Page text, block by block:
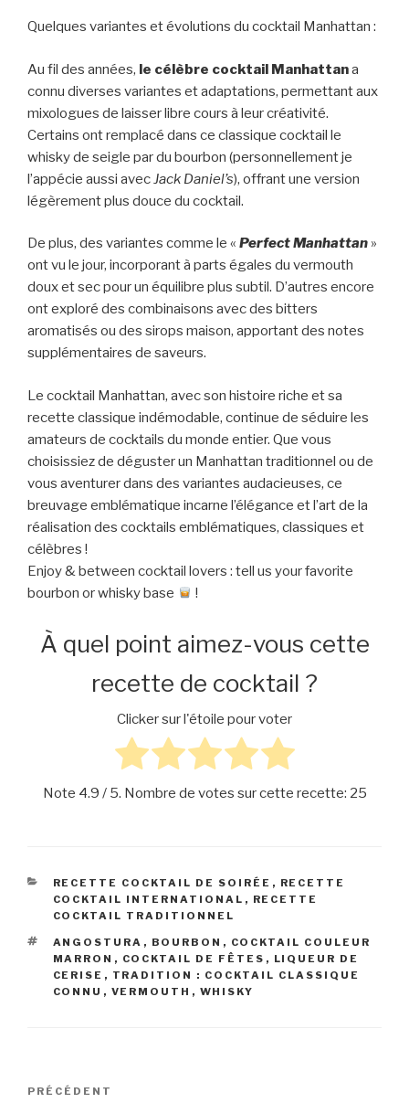
Quelques variantes et évolutions du cocktail Manhattan :
Au fil des années, le célèbre cocktail Manhattana
connu diverses variantes et adaptations, permettant aux
mixologues de laisser libre cours à leur créativité.
Certains ont remplacé dans ce classique cocktail le
whisky de seigle par du bourbon (personnellement je
l’appécie aussi avec Jack Daniel’s), offrant une version
légèrement plus douce du cocktail.
De plus, des variantes comme le « Perfect Manhattan »
ont vu le jour, incorporant à parts égales du vermouth
doux et sec pour un équilibre plus subtil. D’autres encore
ont exploré des combinaisons avec des bitters
aromatisés ou des sirops maison, apportant des notes
supplémentaires de saveurs.
Le cocktail Manhattan, avec son histoire riche et sa
recette classique indémodable, continue de séduire les
amateurs de cocktails du monde entier. Que vous
choisissiez de déguster un Manhattan traditionnel ou de
vous aventurer dans des variantes audacieuses, ce
breuvage emblématique incarne l’élégance et l’art de la
réalisation des cocktails emblématiques, classiques et
célèbres !
Enjoy & between cocktail lovers : tell us your favorite
bourbon or whisky base
!
À quel point aimez-vous cette
recette de cocktail ?
Clicker sur l'étoile pour voter
Note 4.9 / 5. Nombre de votes sur cette recette: 25
CATÉGORIES
RECETTE COCKTAIL DE SOIRÉE , RECETTE
COCKTAIL INTERNATIONAL , RECETTE
COCKTAIL TRADITIONNEL
ÉTIQUETTES
ANGOSTURA , BOURBON , COCKTAIL COULEUR
MARRON , COCKTAIL DE FÊTES , LIQUEUR DE
CERISE , TRADITION : COCKTAIL CLASSIQUE
CONNU , VERMOUTH , WHISKY
Navigation
Article
PRÉCÉDENT